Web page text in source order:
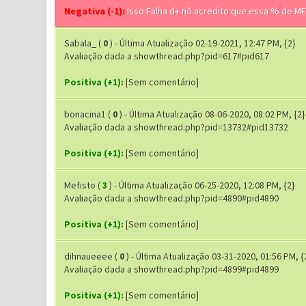
Negativa (-1):Isso Falha d+ nõ acredito que essa % de
Sabala_ ( 0) - Última Atualização 02-19-2021, 12:47 PM, {2}
Avaliação dada a showthread.php?pid=617#pid617
Positiva (+1): [Sem comentário]
bonacina1 ( 0) - Última Atualização 08-06-2020, 08:02 PM, {2}
Avaliação dada a showthread.php?pid=13732#pid13732
Positiva (+1): [Sem comentário]
Mefisto (3 ) - Última Atualização 06-25-2020, 12:08 PM, {2}
Avaliação dada a showthread.php?pid=4890#pid4890
Positiva (+1): [Sem comentário]
dihnaueeee ( 0) - Última Atualização 03-31-2020, 01:56 PM,
Avaliação dada a showthread.php?pid=4899#pid4899
Positiva (+1): [Sem comentário]